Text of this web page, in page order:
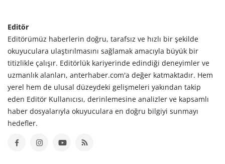
Editör
Editörümüz haberlerin doğru, tarafsız ve hızlı bir şekilde
okuyuculara ulaştırılmasını sağlamak amacıyla büyük bir
titizlikle çalışır. Editörlük kariyerinde edindiği deneyimler ve
uzmanlık alanları, anterhaber.com'a değer katmaktadır. Hem
yerel hem de ulusal düzeydeki gelişmeleri yakından takip
eden Editör Kullanıcısı, derinlemesine analizler ve kapsamlı
haber dosyalarıyla okuyuculara en doğru bilgiyi sunmayı
hedefler.